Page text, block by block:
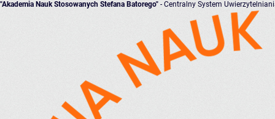
"Akademia Nauk Stosowanych Stefana Batorego" - Centralny System